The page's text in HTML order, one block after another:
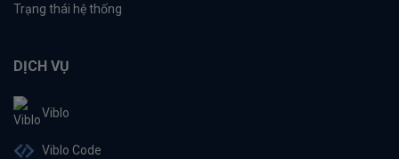
Trạng thái hệ thống
DỊCH VỤ
Viblo
Viblo Code